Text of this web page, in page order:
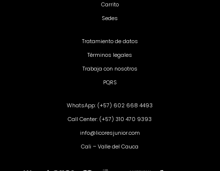
Carrito
Sedes
Tratamiento de datos
Términos legales
Trabaja con nosotros
PQRS
WhatsApp: (+57) 602 668 4493
Call Center: (+57) 310 470 9393
info@licoresjunior.com
Cali – Valle del Cauca